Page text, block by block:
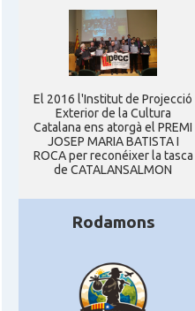
El 2016 l'Institut de Projecció
Exterior de la Cultura
Catalana ens atorgà el PREMI
JOSEP MARIA BATISTA I
ROCA per reconéixer la tasca
de CATALANSALMON
Rodamons